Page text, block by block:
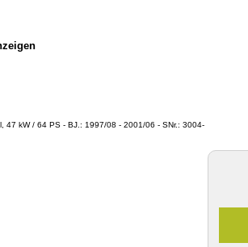
47 kW / 64 PS - BJ.: 1997/08 - 2001/06 - SNr.: 3004-